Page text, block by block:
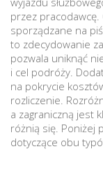
przez pracodawcę.
sporządzane na
to zdecydowanie
pozwala uniknąć
i cel podróży.
na pokrycie
rozliczenie.
a zagraniczną jest
różnią się. Poniżej
dotyczące obu